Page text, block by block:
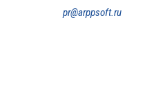
pr@arppsoft.ru